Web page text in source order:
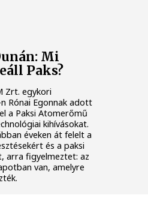
Mi
Paks?
Zrt. egykori
Rónai Egonnak adott
a Paksi Atomerőmű
kihívásokat.
éveken át felelt a
és a paksi
arra figyelmeztet: az
van, amelyre